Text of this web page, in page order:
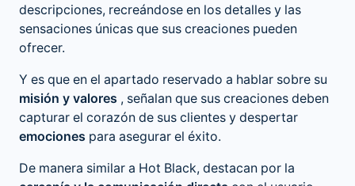
descripciones, recreándose en los detalles y las
sensaciones únicas que sus creaciones pueden
ofrecer.
Y es que en el apartado reservado a hablar sobre su
misión y valores , señalan que sus creaciones deben
capturar el corazón de sus clientes y despertar
emociones para asegurar el éxito.
De manera similar a Hot Black, destacan por la